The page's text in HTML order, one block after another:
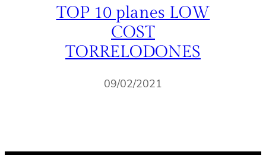
TOP 10 planes LOW
COST
TORRELODONES
09/02/2021